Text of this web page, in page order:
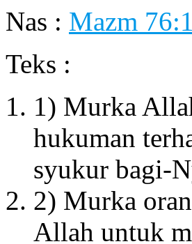
Nas : Mazm
Teks :
1) Murka
hukuman
syukur bagi-
2) Murka
Allah untuk